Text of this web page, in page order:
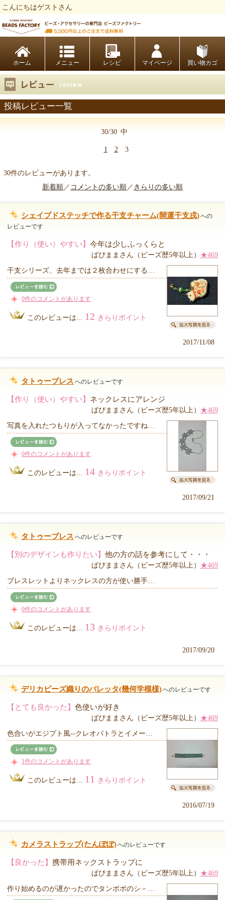
こんにちはゲストさん
ホーム レシピ マイページ 買い物カゴ
投稿レビュー一覧
30/30 中
1 23
30件のレビューがあります。
新着順／ コメントの多い順／ きらりの多い順
シェイプドステッチで作る干支チャーム(開運干支戌)への
レビューです
【作り（使い）やすい】 今年は少しふっくらと
ぱぴままさん（ビーズ歴5年以上） ★469
干支シリーズ、去年までは２枚合わせにする…
0件のコメントがあります
このレビューは... 12 きらりポイント
2017/11/08
タトゥーブレス へのレビューです
【作り（使い）やすい】 ネックレスにアレンジ
ぱぴままさん（ビーズ歴5年以上） ★469
写真を入れたつもりが入ってなかったですね…
0件のコメントがあります
このレビューは... 14 きらりポイント
2017/09/21
タトゥーブレス へのレビューです
【別のデザインも作りたい】 他の方の話を参考にして・・・
ぱぴままさん（ビーズ歴5年以上） ★469
ブレスレットよりネックレスの方が使い勝手…
0件のコメントがあります
このレビューは... 13 きらりポイント
2017/09/20
デリカビーズ織りのバレッタ(幾何学模様)へのレビューです
【とても良かった】 色使いが好き
ぱぴままさん（ビーズ歴5年以上） ★469
色合いがエジプト風--クレオパトラとイメー…
1件のコメントがあります
このレビューは... 11 きらりポイント
2016/07/19
カメラストラップ(たんぽぽ)へのレビューです
【良かった】 携帯用ネックストラップに
ぱぴままさん（ビーズ歴5年以上） ★469
作り始めるのが遅かったのでタンポポのシ－…